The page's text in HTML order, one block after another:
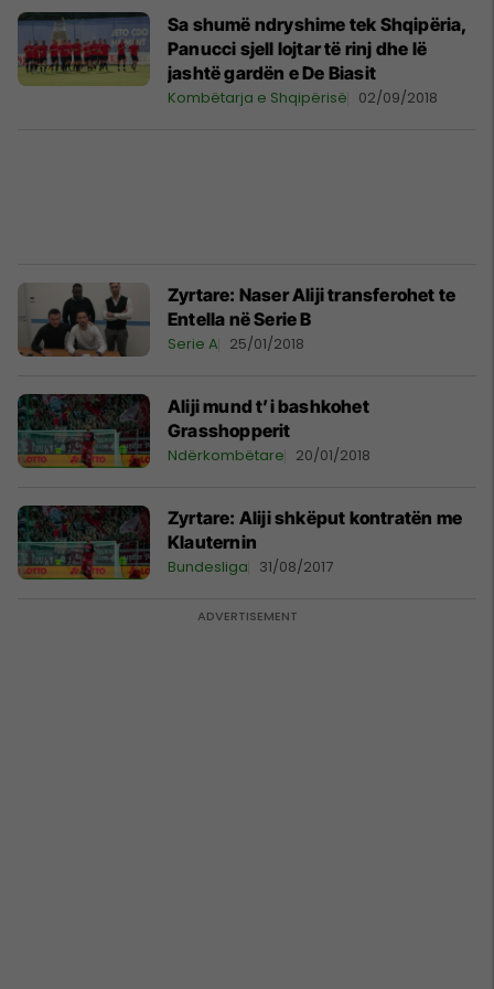
Sa shumë ndryshime tek Shqipëria,
Panucci sjell lojtar të rinj dhe lë
jashtë gardën e De Biasit
Kombëtarja e Shqipërisë 02/09/2018
Zyrtare: Naser Aliji transferohet te
Entella në Serie B
Serie A 25/01/2018
Aliji mund t’i bashkohet
Grasshopperit
Ndërkombëtare 20/01/2018
Zyrtare: Aliji shkëput kontratën me
Klauternin
Bundesliga 31/08/2017